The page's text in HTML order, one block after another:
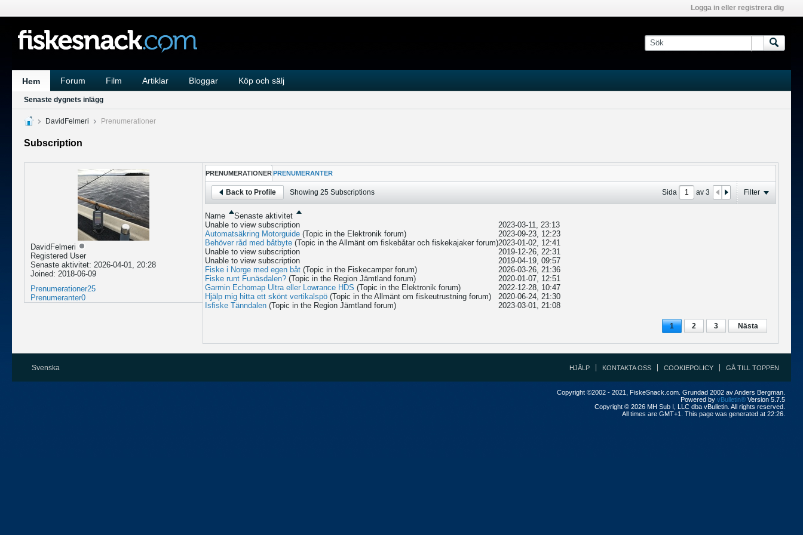
Logga in eller registrera dig
Hem Forum Film Artiklar Bloggar Köp och sälj
Senaste dygnets inlägg
DavidFelmeri Prenumerationer
Subscription
DavidFelmeri
Registered User
Senaste aktivitet: 2026-04-01, 20:28
Joined: 2018-06-09
Prenumerationer25
Prenumeranter0
PRENUMERATIONER PRENUMERANTER
Back to Profile Showing 25Subscriptions Sida av3 Filter
Name
Senaste aktivitet
Unable to view subscription
2023-03-11, 23:13
Automatsäkring Motorguide (Topic in the Elektronik forum)
2023-09-23, 12:23
Behöver råd med båtbyte (Topic in the Allmänt om fiskebåtar och fiskekajakerforum)2023-01-02, 12:41
Unable to view subscription
2019-12-26, 22:31
Unable to view subscription
2019-04-19, 09:57
Fiske i Norge med egen båt (Topic in the Fiskecamperforum)
2026-03-26, 21:36
Fiske runt Funäsdalen? (Topic in the Region Jämtlandforum)
2020-01-07, 12:51
Garmin Echomap Ultra eller Lowrance HDS (Topic in the Elektronik forum)
2022-12-28, 10:47
Hjälp mig hitta ett skönt vertikalspö (Topic in the Allmänt om fiskeutrustningforum)
2020-06-24, 21:30
Isfiske Tänndalen (Topic in the Region Jämtlandforum) 2023-03-01, 21:08
1 2 3 Nästa
Svenska HJÄLP KONTAKTA OSS COOKIEPOLICY GÅ TILL TOPPEN
Copyright ©2002 - 2021, FiskeSnack.com. Grundad 2002 av Anders Bergman.
Powered by vBulletin® Version 5.7.5
Copyright © 2026 MH Sub I, LLC dba vBulletin. All rights reserved.
All times are GMT+1. This page was generated at 22:26.